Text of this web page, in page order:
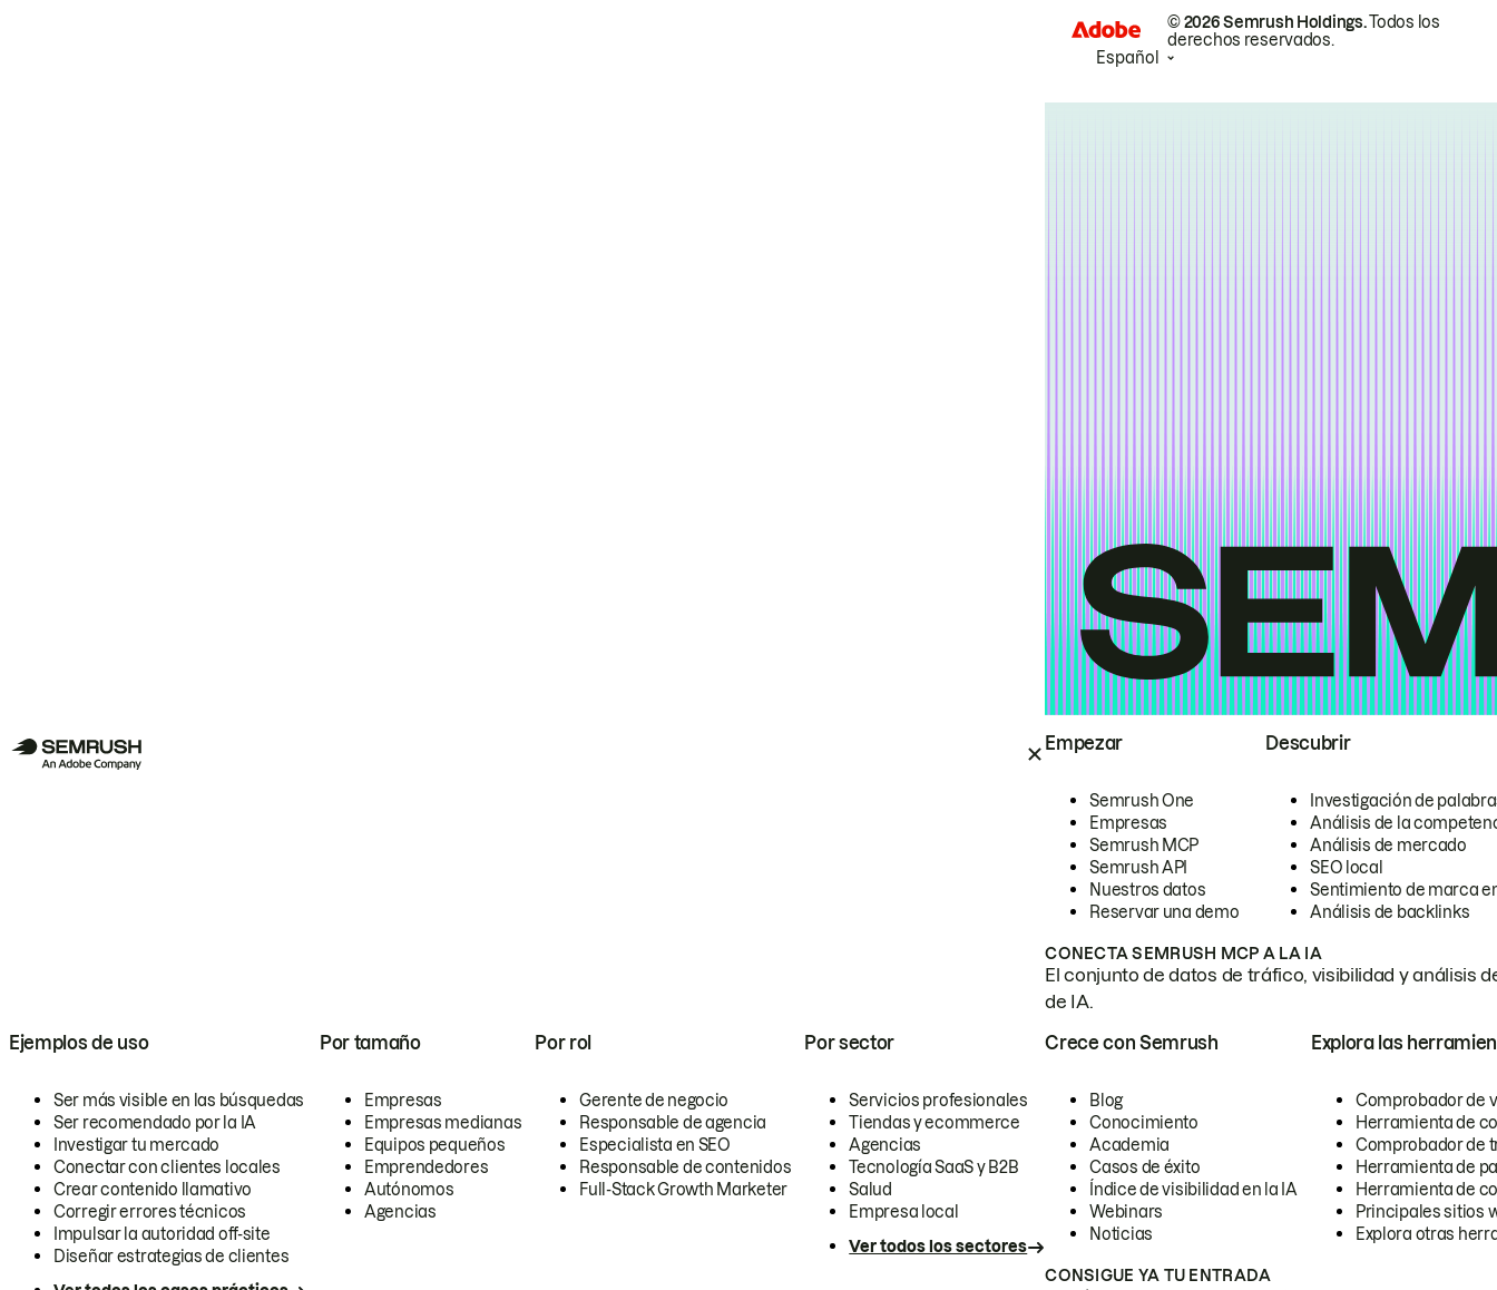
Empezar
Semrush One
Empresas
Semrush MCP
Semrush API
Nuestros datos
Reservar una demo
Descubrir
Investigación de
Análisis de la
Análisis de mercado
SEO local
Sentimiento de marca
Análisis de backlinks
CONECTA SEMRUSH MCP A LA IA
El conjunto de datos de tráfico, visibilidad y análisis
de IA.
Ejemplos de uso
Ser más visible en las búsquedas
Ser recomendado por la IA
Investigar tu mercado
Conectar con clientes locales
Crear contenido llamativo
Corregir errores técnicos
Impulsar la autoridad off-site
Diseñar estrategias de clientes
Por tamaño
Empresas
Empresas medianas
Equipos pequeños
Emprendedores
Autónomos
Agencias
Por rol
Gerente de negocio
Responsable de agencia
Especialista en SEO
Responsable de contenidos
Full-Stack Growth Marketer
Por sector
Servicios profesionales
Tiendas y ecommerce
Agencias
Tecnología SaaS y B2B
Salud
Empresa local
Ver todos los sectores
Crece con Semrush
Blog
Conocimiento
Academia
Casos de éxito
Índice de visibilidad en la IA
Webinars
Noticias
Explora las
Comprobador de
Herramienta de
Comprobador de
Herramienta de
Herramienta de
Principales sitios
Explora otras
CONSIGUE YA TU ENTRADA
© 2026 Semrush Holdings.Todos los
derechos reservados.
Español